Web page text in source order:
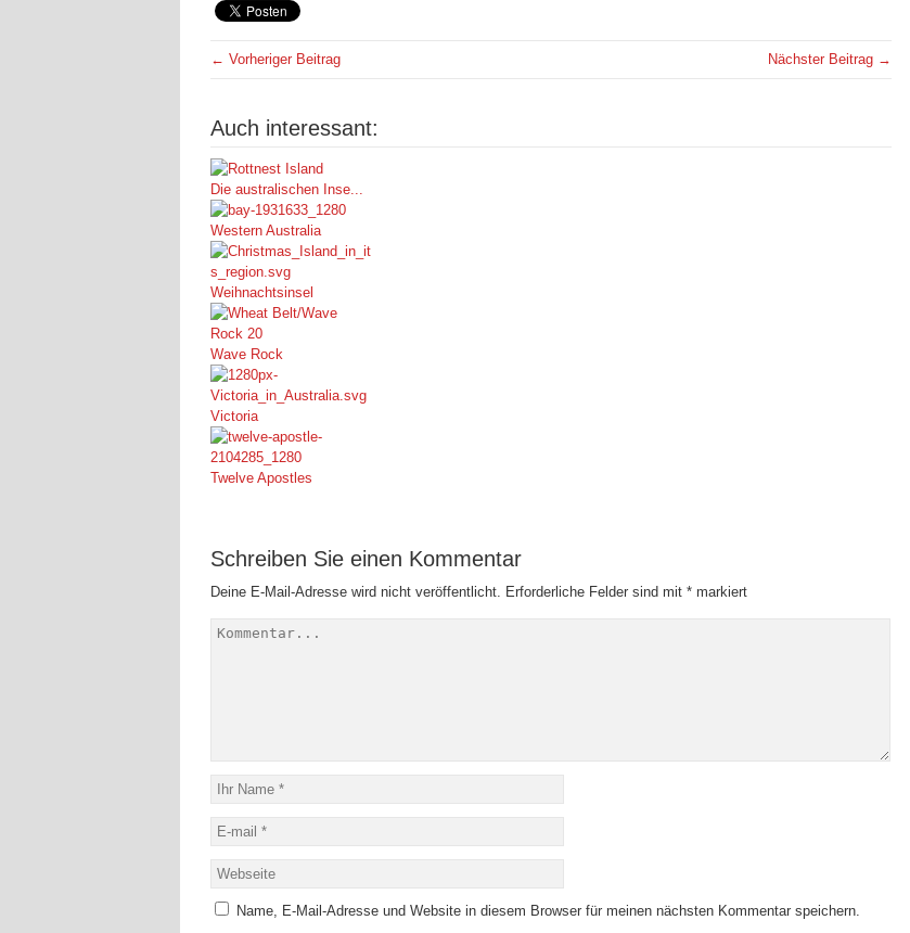
← Vorheriger Beitrag Nächster Beitrag →
Auch interessant:
Die australischen Inse...
Western Australia
Weihnachtsinsel
Wave Rock
Victoria
Twelve Apostles
Schreiben Sie einen Kommentar
Deine E-Mail-Adresse wird nicht veröffentlicht. Erforderliche Felder sind mit * markiert
Name, E-Mail-Adresse und Website in diesem Browser für meinen nächsten Kommentar speichern.